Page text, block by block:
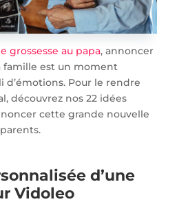
grossesse au papa, annoncer
famille est un moment
Pour le rendre
découvrez nos 22 idées
cette grande nouvelle
d’une
Vidoleo